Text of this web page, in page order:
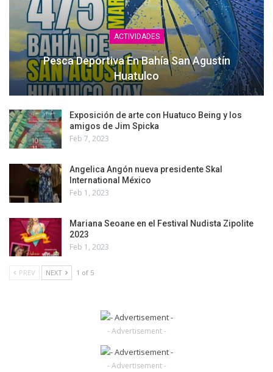
ACTIVIDADES
Pesca Deportiva En Bahía San Agustín
Huatulco
Exposición de arte con Huatuco Being y los
amigos de Jim Spicka
Feb 7, 2023
Angelica Angón nueva presidente Skal
International México
Feb 1, 2023
Mariana Seoane en el Festival Nudista Zipolite
2023
Feb 1, 2023
PREV NEXT 1 of 5
- Advertisement -
- Advertisement -